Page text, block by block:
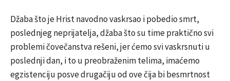
Džaba što je Hrist navodno vaskrsao i pobedio smrt,
poslednjeg neprijatelja, džaba što su time praktično svi
problemi čovečanstva rešeni, jer ćemo svi vaskrsnuti u
poslednji dan, i to u preobraženim telima, imaćemo
egzistenciju posve drugačiju od ove čija bi besmrtnost